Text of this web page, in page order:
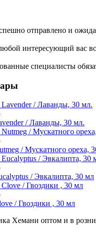
отправлено и
интересующий вас
специалисты
/ Лаванды, 30 мл.
/ Мускатного ореха,
/ Эвкалипта, 30 мл
/ Гвоздики , 30 мл
Хемани оптом и в